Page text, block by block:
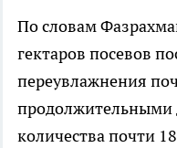
По словам
гектаров посевов
переувлажнения
продолжительными
количества почти